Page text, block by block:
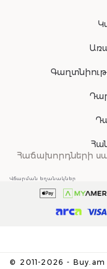
Հաճախորդների
© 2011-2026 - Buy.am
Վճարման եղանակներ